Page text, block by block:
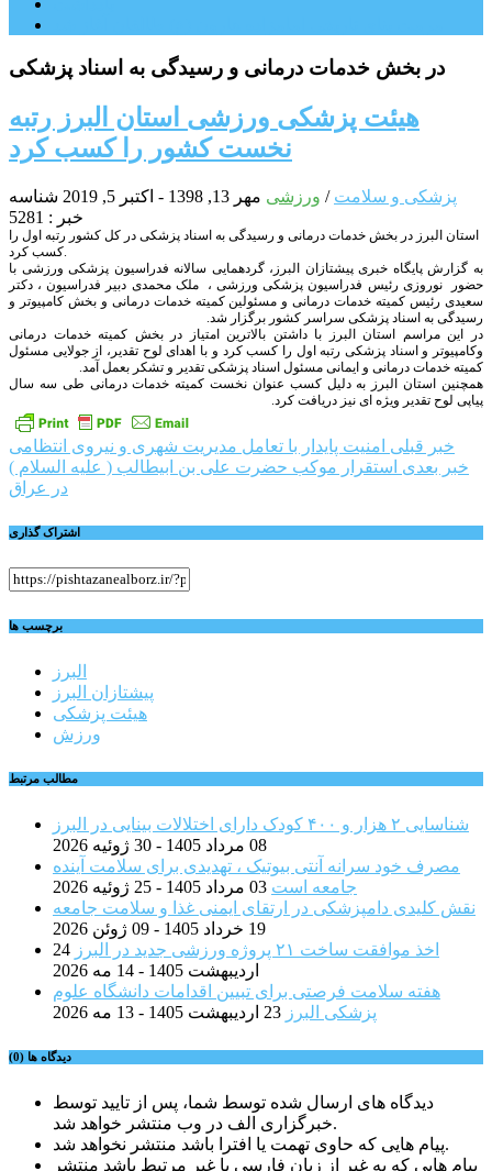
در بخش خدمات درمانی و رسیدگی به اسناد پزشکی
هیئت پزشکی ورزشی استان البرز رتبه
نخست کشور را کسب کرد
پزشکی و سلامت / ورزشی مهر 13, 1398 - اکتبر 5, 2019
شناسه
خبر : 5281
استان البرز در بخش خدمات درمانی و رسیدگی به اسناد پزشکی در کل کشور رتبه اول را
کسب کرد.
به گزارش پایگاه خبری پیشتازان البرز، گردهمایی سالانه فدراسیون پزشکی ورزشی با
حضور نوروزی رئیس فدراسیون پزشکی ورزشی ، ملک محمدی دبیر فدراسیون ، دکتر
سعیدی رئیس کمیته خدمات درمانی و مسئولین کمیته خدمات درمانی و بخش کامپیوتر و
رسیدگی به اسناد پزشکی سراسر کشور برگزار شد.
در این مراسم استان البرز با داشتن بالاترین امتیاز در بخش کمیته خدمات درمانی
وکامپیوتر و اسناد پزشکی رتبه اول را کسب کرد و با اهدای لوح تقدیر، از جولایی مسئول
کمیته خدمات درمانی و ایمانی مسئول اسناد پزشکی تقدیر و تشکر بعمل آمد.
همچنین استان البرز به دلیل کسب عنوان نخست کمیته خدمات درمانی طی سه سال
پیاپی لوح تقدیر ویژه ای نیز دریافت کرد.
راهبری
نوشته
خبر قبلی امنیت پایدار با تعامل مدیریت شهری و نیروی انتظامی
خبر بعدی استقرار موکب حضرت علی بن ابیطالب ( علیه السلام )
در عراق
اشتراک گذاری
برچسب ها
البرز
پیشتازان البرز
هیئت پزشکی
ورزش
مطالب مرتبط
شناسایی ۲ هزار و ۴۰۰ کودک دارای اختلالات بینایی در البرز
08 مرداد 1405 - 30 ژوئیه 2026
مصرف خود سرانه آنتی بیوتیک ، تهدیدی برای سلامت آینده
جامعه است 03 مرداد 1405 - 25 ژوئیه 2026
نقش کلیدی دامپزشکی در ارتقای ایمنی غذا و سلامت جامعه
19 خرداد 1405 - 09 ژوئن 2026
اخذ موافقت ساخت ۲۱ پروژه ورزشی جدید در البرز
24
اردیبهشت 1405 - 14 مه 2026
هفته سلامت فرصتی برای تبیین اقدامات دانشگاه علوم
پزشکی البرز 23 اردیبهشت 1405 - 13 مه 2026
دیدگاه ها (0)
دیدگاه های ارسال شده توسط شما، پس از تایید توسط
خبرگزاری الف در وب منتشر خواهد شد.
پیام هایی که حاوی تهمت یا افترا باشد منتشر نخواهد شد.
پیام هایی که به غیر از زبان فارسی یا غیر مرتبط باشد منتشر